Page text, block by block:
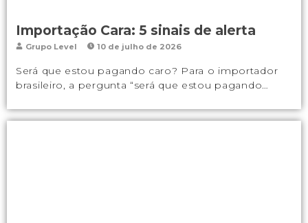
Importação Cara: 5 sinais de alerta
Grupo Level 10 de julho de 2026
Será que estou pagando caro? Para o importador
brasileiro, a pergunta “será que estou pagando…